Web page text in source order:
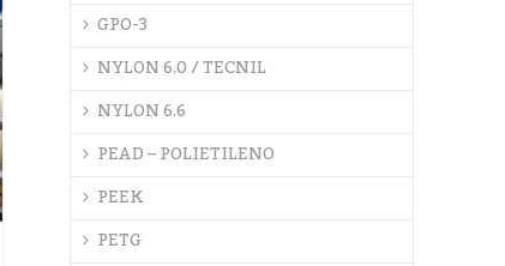
GPO-3
NYLON 6.0 / TECNIL
NYLON 6.6
PEAD – POLIETILENO
PEEK
PETG